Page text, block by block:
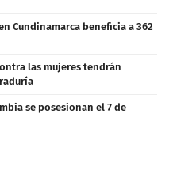
Cundinamarca beneficia a 362
las mujeres tendrán
se posesionan el 7 de